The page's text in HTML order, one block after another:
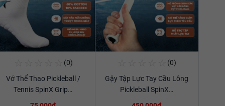
(0)
Vớ Thể Thao Pickleball /
Tennis SpinX Grip…
Xem chi tiết
(0)
Gậy Tập Lực Tay Cầu Lông
Pickleball SpinX…